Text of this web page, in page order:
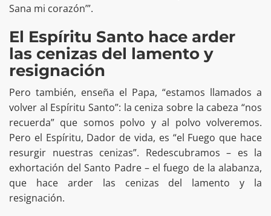
Sana mi corazón’”.
El Espíritu Santo hace arder
las cenizas del lamento y
resignación
Pero también, enseña el Papa, “estamos llamados a
volver al Espíritu Santo”: la ceniza sobre la cabeza “nos
recuerda” que somos polvo y al polvo volveremos.
Pero el Espíritu, Dador de vida, es “el Fuego que hace
resurgir nuestras cenizas”. Redescubramos – es la
exhortación del Santo Padre – el fuego de la alabanza,
que hace arder las cenizas del lamento y la
resignación.